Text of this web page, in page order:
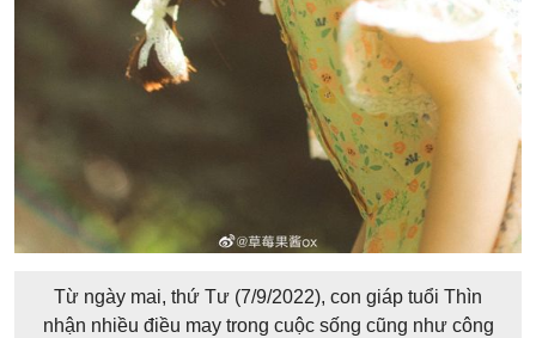
Từ ngày mai, thứ Tư (7/9/2022), con giáp tuổi Thìn
nhận nhiều điều may trong cuộc sống cũng như công